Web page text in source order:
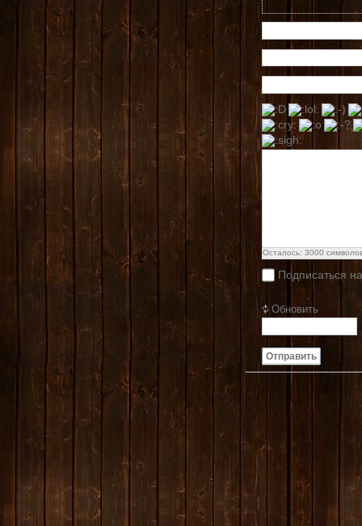
Осталось: 3000
Подписаться
Обновить
Отправить